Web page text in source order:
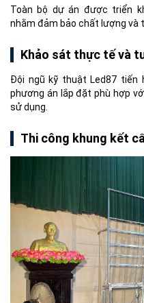
Toàn bộ dự án được triển
nhằm đảm bảo chất lượng và
Khảo sát thực tế và
Đội ngũ kỹ thuật Led87
phương án lắp đặt phù hợp
sử dụng.
Thi công khung kết